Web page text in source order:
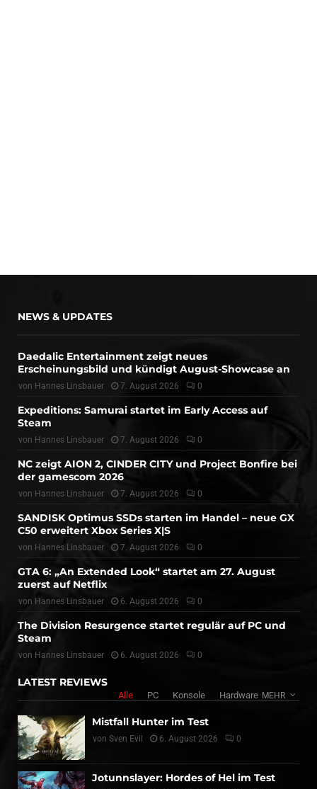
NEWS & UPDATES
Daedalic Entertainment zeigt neues
Erscheinungsbild und kündigt August-Showcase an
von Hannes Linsbauer 7. August 2026 0
Expeditions: Samurai startet im Early Access auf
Steam
von Hannes Linsbauer 7. August 2026 0
NC zeigt AION 2, CINDER CITY und Project Bonfire bei
der gamescom 2026
von Hannes Linsbauer 7. August 2026 0
SANDISK Optimus SSDs starten im Handel – neue GX
C50 erweitert Xbox Series X|S
von Hannes Linsbauer 7. August 2026 0
GTA 6: „An Extended Look“ startet am 27. August
zuerst auf Netflix
von Hannes Linsbauer 6. August 2026 0
The Division Resurgence startet regulär auf PC und
Steam
von Hannes Linsbauer 6. August 2026 0
LATEST REVIEWS
Alle PC Konsole Hardware MEHR
Mistfall Hunter im Test
von Sven Evil 6. August 2026 0
Jotunnslayer: Hordes of Hel im Test